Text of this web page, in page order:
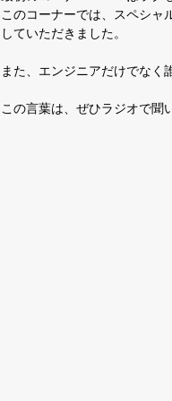
このコーナーでは、スペシャ
していただきました。
また、エンジニアだけでなく
この言葉は、ぜひラジオで聞